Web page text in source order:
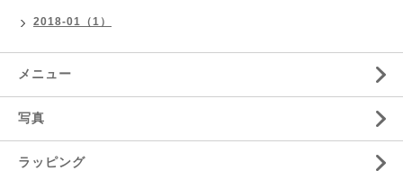
2018-01（1）
メニュー
写真
ラッピング